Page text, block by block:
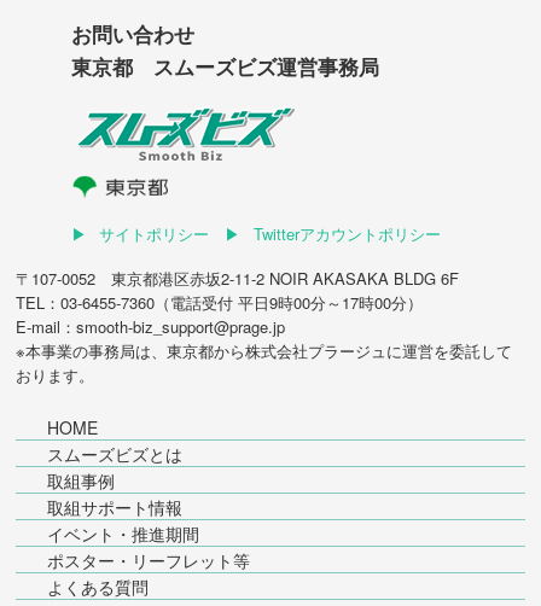
お問い合わせ
東京都 スムーズビズ運営事務局
サイトポリシー
Twitterアカウントポリシー
〒107-0052 東京都港区赤坂2-11-2 NOIR AKASAKA BLDG 6F
TEL：03-6455-7360（電話受付 平日9時00分～17時00分）
E-mail：smooth-biz_support@prage.jp
※本事業の事務局は、東京都から株式会社プラージュに運営を委託して
おります。
HOME
スムーズビズとは
取組事例
取組サポート情報
イベント・推進期間
ポスター・リーフレット等
よくある質問